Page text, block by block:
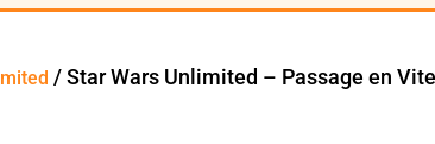
/ Star Wars Unlimited – Passage en